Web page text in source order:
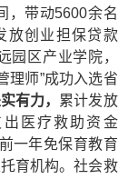
，带动5600余名
放创业担保贷款
园区产业学院，
理师”成功入选省
有力， 累计发放
医疗救助资金
一年免保育教育
育机构。社会救